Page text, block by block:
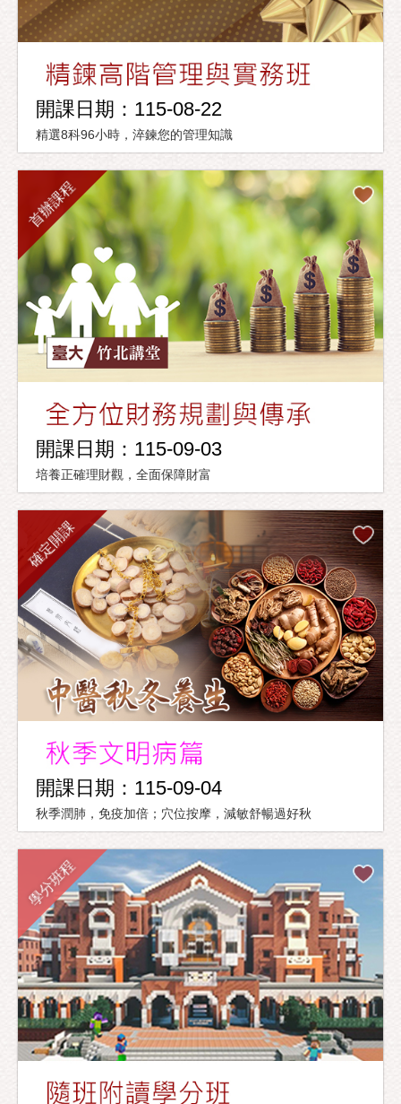
開課日期：115-08-22
精選8科96小時，淬鍊您的管理知識
首辦課程
開課日期：115-09-03
培養正確理財觀，全面保障財富
確定開課
開課日期：115-09-04
秋季潤肺，免疫加倍；穴位按摩，減敏舒暢過好秋
學分班程